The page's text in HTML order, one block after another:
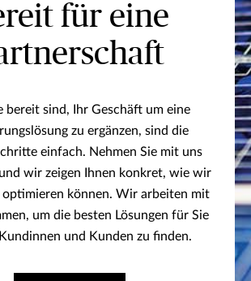
für eine
bereit sind, Ihr Geschäft um eine
zu ergänzen, sind die
einfach. Nehmen Sie mit uns
wir zeigen Ihnen konkret, wie wir
optimieren können. Wir arbeiten mit
um die besten Lösungen für Sie
und Kunden zu finden.